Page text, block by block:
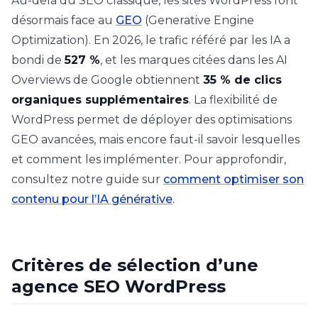
désormais face au GEO (Generative Engine
Optimization). En 2026, le trafic référé par les IA a
bondi de527 %, et les marques citées dans les AI
Overviews de Google obtiennent 35 % de clics
organiques supplémentaires. La flexibilité de
WordPress permet de déployer des optimisations
GEO avancées, mais encore faut-il savoir lesquelles
et comment les implémenter. Pour approfondir,
consultez notre guide sur comment optimiser son
contenu pour l’IA générative.
Critères de sélection d’une
agence SEO WordPress